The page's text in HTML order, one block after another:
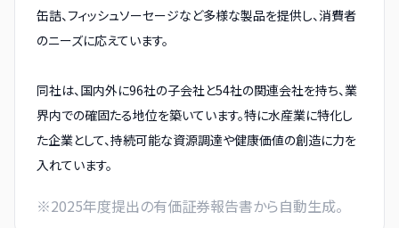
缶詰、フィッシュソーセージなど多様な製品を提供し、消費者
のニーズに応えています。
同社は、国内外に96社の子会社と54社の関連会社を持ち、業
界内での確固たる地位を築いています。特に水産業に特化し
た企業として、持続可能な資源調達や健康価値の創造に力を
入れています。
※2025年度提出の有価証券報告書から自動生成。